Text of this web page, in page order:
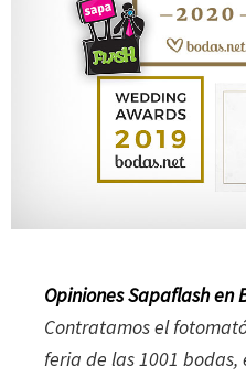
Opiniones Sapaflash en
Contratamos el
feria de las 1001